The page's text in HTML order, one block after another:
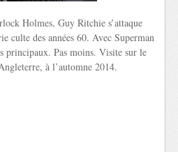
Holmes, Guy Ritchie s’attaque
culte des années 60. Avec Superman
principaux. Pas moins. Visite sur le
à l’automne 2014.